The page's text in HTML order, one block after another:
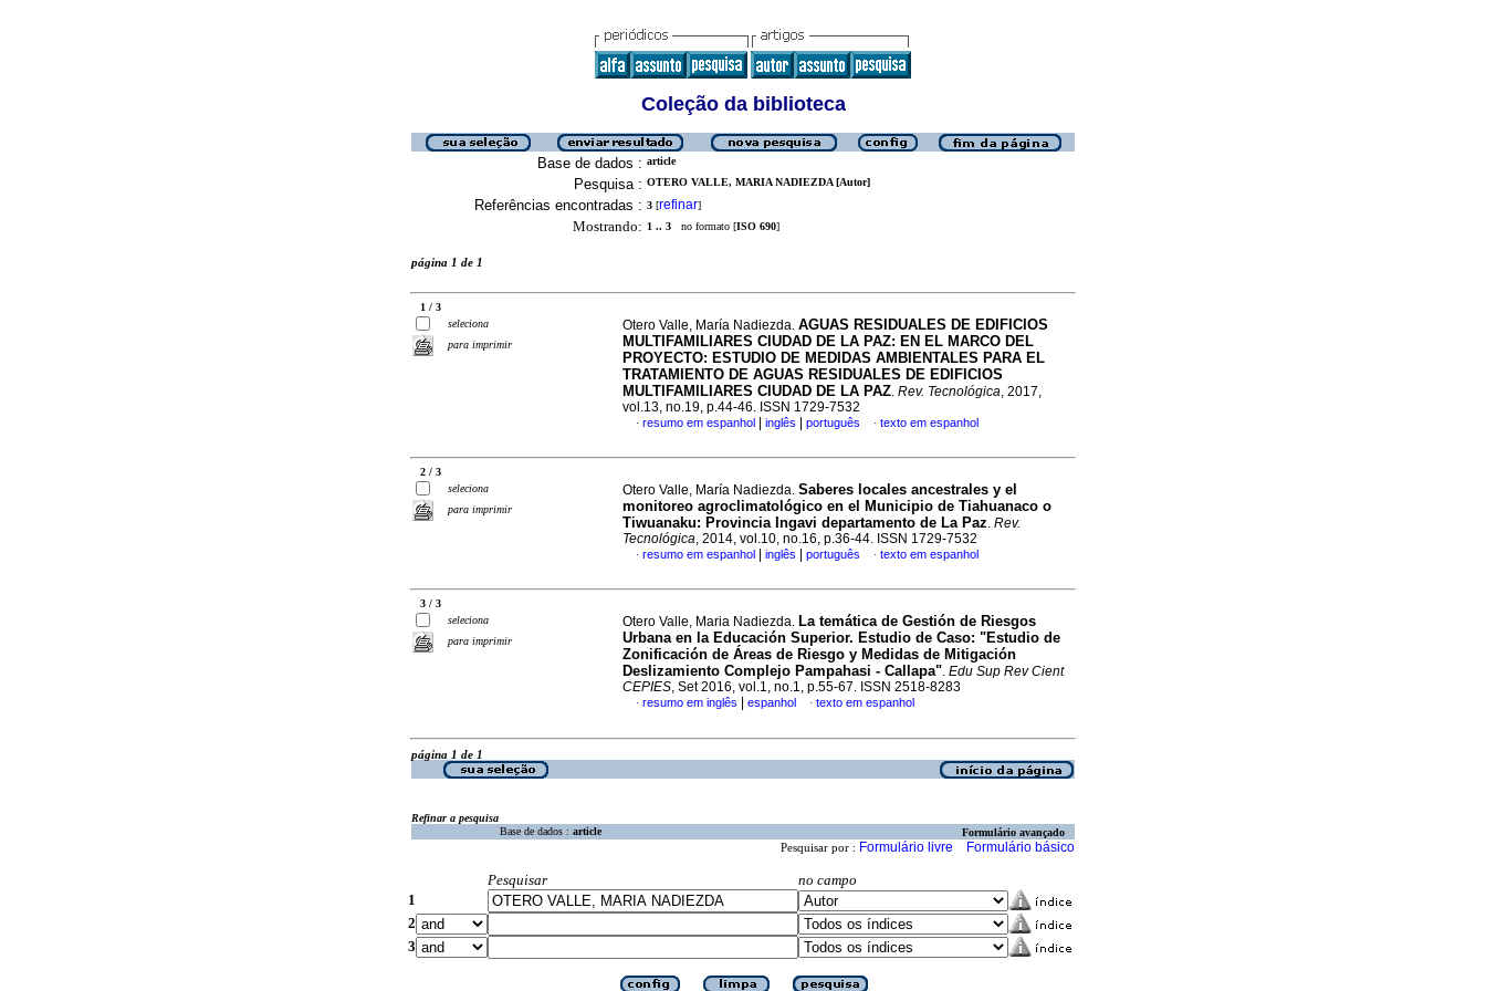
Coleção da biblioteca
Base de dados : article
Pesquisa : OTERO VALLE, MARIA NADIEZDA [Autor]
Referências encontradas : 3 [refinar]
Mostrando: 1 .. 3 no formato [ISO 690]
página 1 de 1
1 / 3
seleciona
para imprimir
Otero Valle, María Nadiezda. AGUAS RESIDUALES DE EDIFICIOS
MULTIFAMILIARES CIUDAD DE LA PAZ: EN EL MARCO DEL
PROYECTO: ESTUDIO DE MEDIDAS AMBIENTALES PARA EL
TRATAMIENTO DE AGUAS RESIDUALES DE EDIFICIOS
MULTIFAMILIARES CIUDAD DE LA PAZ. Rev. Tecnológica, 2017,
vol.13, no.19, p.44-46. ISSN 1729-7532
· resumo em espanhol inglês português · texto em espanhol
2 / 3
seleciona
para imprimir
Otero Valle, María Nadiezda. Saberes locales ancestrales y el
monitoreo agroclimatológico en el Municipio de Tiahuanaco o
Tiwuanaku: Provincia Ingavi departamento de La Paz. Rev.
Tecnológica, 2014, vol.10, no.16, p.36-44. ISSN 1729-7532
· resumo em espanhol inglês português · texto em espanhol
3 / 3
seleciona
para imprimir
Otero Valle, Maria Nadiezda. La temática de Gestión de Riesgos
Urbana en la Educación Superior. Estudio de Caso: "Estudio de
Zonificación de Áreas de Riesgo y Medidas de Mitigación
Deslizamiento Complejo Pampahasi - Callapa". Edu Sup Rev Cient
CEPIES, Set 2016, vol.1, no.1, p.55-67. ISSN 2518-8283
· resumo em inglês espanhol · texto em espanhol
página 1 de 1
Refinar a pesquisa
Base de dados : article Formulário avançado
Pesquisar por : Formulário livre Formulário básico
Pesquisar
no campo
1
2
3